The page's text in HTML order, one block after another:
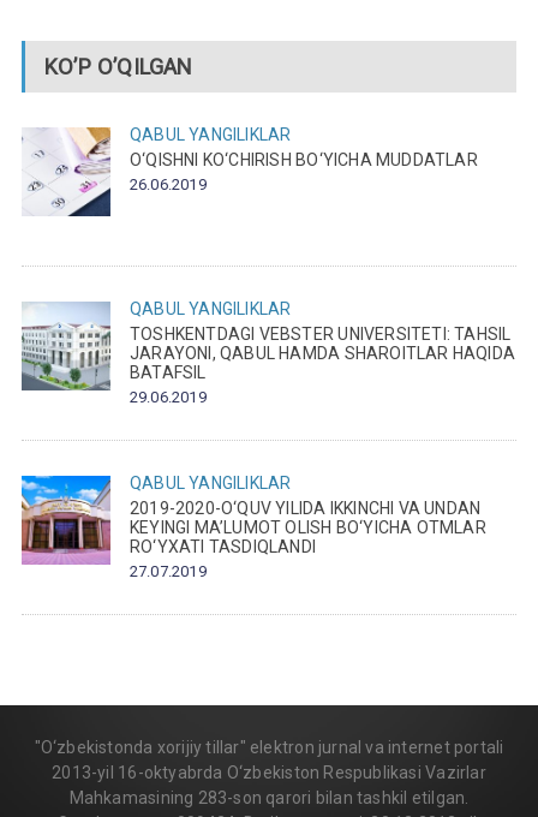
KO’P O’QILGAN
QABUL YANGILIKLAR
O‘QISHNI KO‘CHIRISH BO‘YICHA MUDDATLAR
26.06.2019
QABUL YANGILIKLAR
TOSHKENTDAGI VEBSTER UNIVERSITETI: TAHSIL
JARAYONI, QABUL HAMDA SHAROITLAR HAQIDA
BATAFSIL
29.06.2019
QABUL YANGILIKLAR
2019-2020-O‘QUV YILIDA IKKINCHI VA UNDAN
KEYINGI MA’LUMOT OLISH BO‘YICHA OTMLAR
RO‘YXATI TASDIQLANDI
27.07.2019
"O‘zbekistonda xorijiy tillar" elektron jurnal va internet portali
2013-yil 16-oktyabrda O‘zbekiston Respublikasi Vazirlar
Mahkamasining 283-son qarori bilan tashkil etilgan.